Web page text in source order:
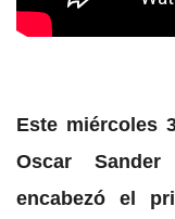
Este miércoles
Oscar
encabezó el